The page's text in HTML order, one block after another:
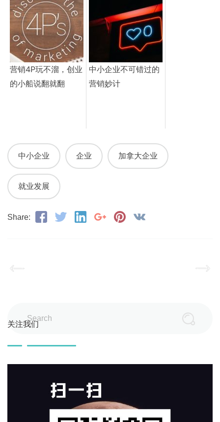
营销4P玩不溜，创业
的小船说翻就翻
中小企业不可错过的
营销妙计
中小企业 企业 加拿大企业
就业发展
Share:
关注我们